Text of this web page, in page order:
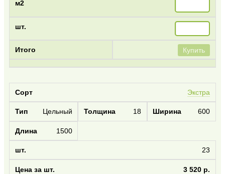
Купить
Экстра
Цельный 18 600
1500
23
3 520 р.